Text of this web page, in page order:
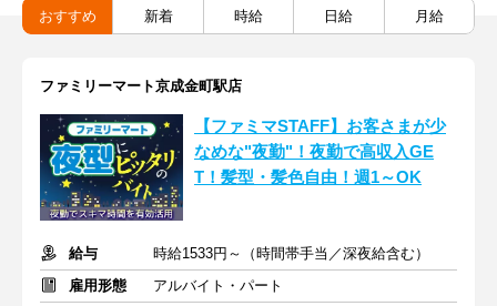
おすすめ 新着 時給 日給 月給
ファミリーマート京成金町駅店
【ファミマSTAFF】お客さまが少
なめな"夜勤"！夜勤で高収入GE
T！髪型・髪色自由！週1～OK
給与
時給1533円～（時間帯手当／深夜給含む）
雇用形態
アルバイト・パート